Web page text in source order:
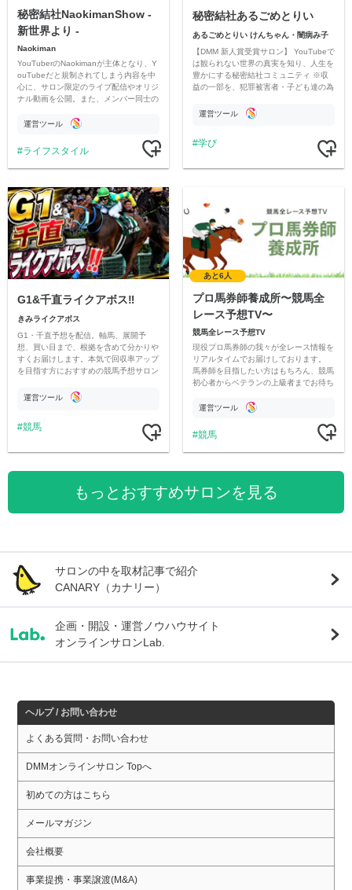
秘密結社NaokimanShow -
新世界より -
Naokiman
YouTuberのNaokimanが主体となり、Y
ouTubeだと規制されてしまう内容を中
心に、サロン限定のライブ配信やオリジ
ナル動画を公開。また、メンバー同士の
ただいています。
運営ツール
ライフスタイル
秘密結社あるごめとりい
あるごめとりい けんちゃん・闇病み子
【DMM 新人賞受賞サロン】 YouTubeで
は観られない世界の真実を知り、人生を
豊かにする秘密結社コミュニティ ※収
益の一部を、犯罪被害者・子ども達の為
す運営ツール
学び
G1&千直ライクアボス‼️
きみライクアボス
G1・千直予想を配信。軸馬、展開予
想、買い目まで、根拠を含めて分かりや
すくお届けします。本気で回収率アップ
を目指す方におすすめの競馬予想サロン
運営ツール
競馬
あと6人
プロ馬券師養成所〜競馬全
レース予想TV〜
競馬全レース予想TV
現役プロ馬券師の我々が全レース情報を
リアルタイムでお届けしております。
馬券師を目指したい方はもちろん、競馬
初心者からベテランの上級者までお待ち
運営ツール
競馬
もっとおすすめサロンを見る
サロンの中を取材記事で紹介
CANARY（カナリー）
企画・開設・運営ノウハウサイト
オンラインサロンLab.
ヘルプ / お問い合わせ
よくある質問・お問い合わせ
DMMオンラインサロン Topへ
初めての方はこちら
メールマガジン
会社概要
事業提携・事業譲渡(M&A)